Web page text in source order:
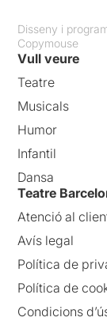
Disseny i
Copymouse
Vull veure
Teatre
Musicals
Humor
Infantil
Dansa
Teatre
Atenció al
Avís legal
Política de
Política de
Condicions